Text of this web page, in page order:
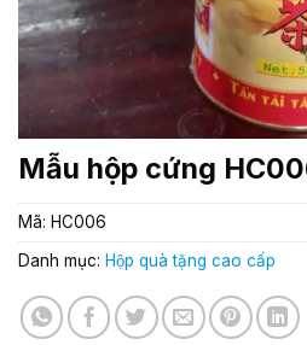
Mẫu hộp cứng
Mã: HC006
Danh mục: Hộp quà tặng cao cấp